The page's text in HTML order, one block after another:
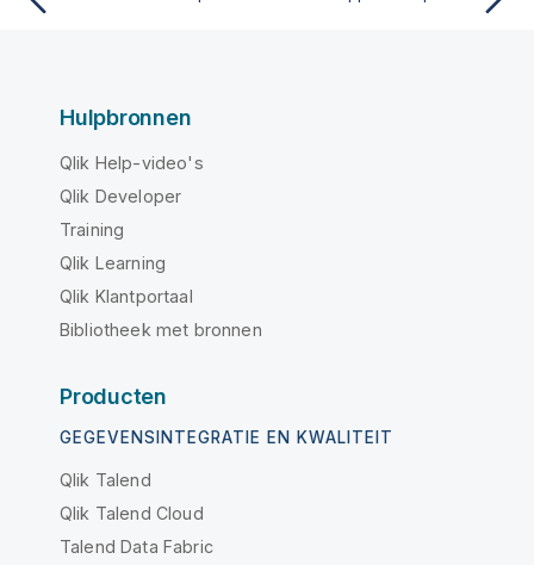
Hulpbronnen
Qlik Help-video's
Qlik Developer
Training
Qlik Learning
Qlik Klantportaal
Bibliotheek met bronnen
Producten
GEGEVENSINTEGRATIE EN KWALITEIT
Qlik Talend
Qlik Talend Cloud
Talend Data Fabric